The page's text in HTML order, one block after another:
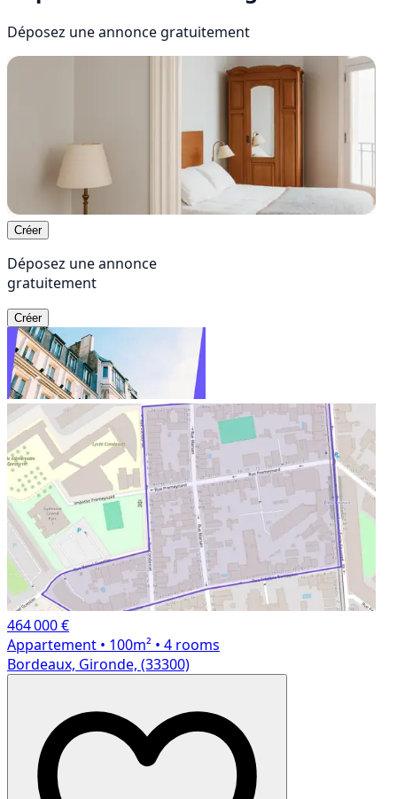
Déposez une annonce gratuitement
Créer
Déposez une annonce
gratuitement
Créer
464 000 €
Appartement • 100m² • 4 rooms
Bordeaux, Gironde, (33300)